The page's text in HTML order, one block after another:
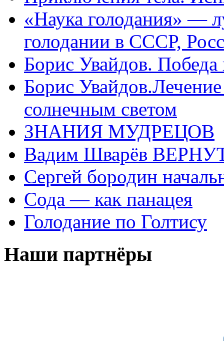
«Наука голодания» —
голодании в СССР,
Борис Увайдов.
Борис
солнечным светом
ЗНАНИЯ МУДРЕЦОВ
Вадим Шварёв
Сергей бородин
Сода — как панацея
Голодание по Голтису
Наши партнёры